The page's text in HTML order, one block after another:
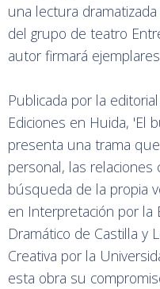
una lectura
del grupo de teatro
autor firmará
Publicada por la
Ediciones en Huida, 'El
presenta una trama
personal, las
búsqueda de la propia
en Interpretación por la
Dramático de Castilla y
Creativa por la
esta obra su